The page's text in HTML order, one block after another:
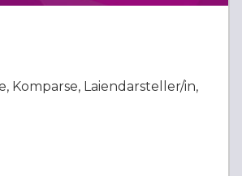
Komparse, Laiendarsteller/in,